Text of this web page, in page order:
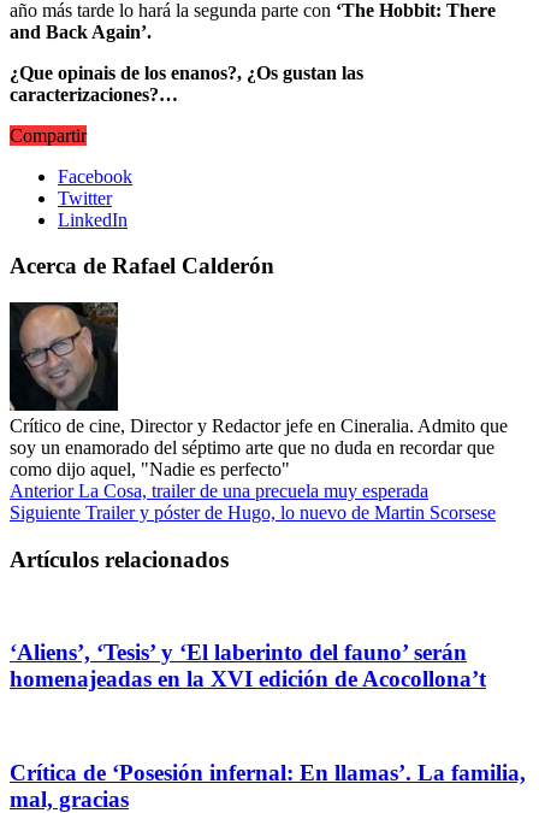
año más tarde lo hará la segunda parte con ‘The Hobbit: There
and Back Again’.
¿Que opinais de los enanos?, ¿Os gustan las
caracterizaciones?…
Compartir
Facebook
Twitter
LinkedIn
Acerca de Rafael Calderón
Crítico de cine, Director y Redactor jefe en Cineralia. Admito que
soy un enamorado del séptimo arte que no duda en recordar que
como dijo aquel, "Nadie es perfecto"
AnteriorLa Cosa, trailer de una precuela muy esperada
Siguiente Trailer y póster de Hugo, lo nuevo de Martin Scorsese
Artículos relacionados
‘Aliens’, ‘Tesis’ y ‘El laberinto del fauno’ serán
homenajeadas en la XVI edición de Acocollona’t
Crítica de ‘Posesión infernal: En llamas’. La familia,
mal, gracias